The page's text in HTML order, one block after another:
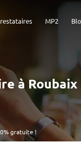
MP2
gratuite !
à Roubaix